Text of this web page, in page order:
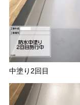
中塗り2回目